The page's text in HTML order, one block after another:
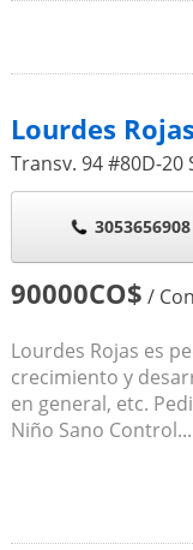
Lourdes Rojas
Transv. 94 #80D-20
3053656908
90000CO$ /
Lourdes Rojas es
crecimiento y
en general, etc.
Niño Sano Control...